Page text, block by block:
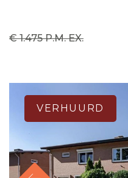
€ 1.475 P.M. EX.
VERHUURD